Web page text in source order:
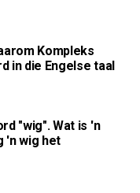
Kompleks
in die Engelse taal
"wig". Wat is 'n
'n wig het